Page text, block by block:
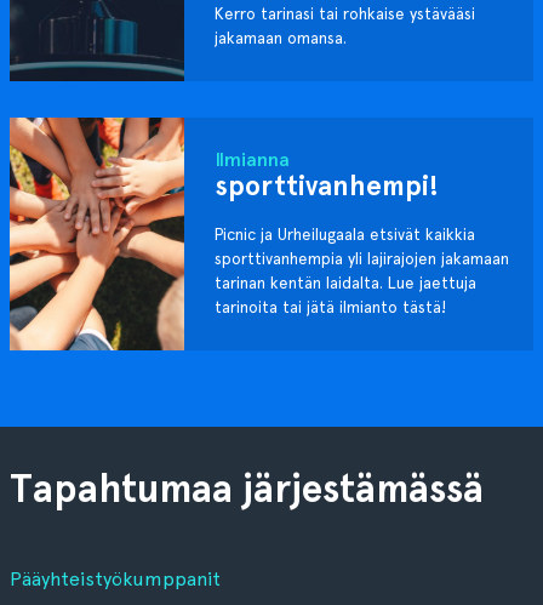
Kerro tarinasi tai rohkaise ystävääsi
jakamaan omansa.
Ilmianna
sporttivanhempi!
Picnic ja Urheilugaala etsivät kaikkia
sporttivanhempia yli lajirajojen jakamaan
tarinan kentän laidalta. Lue jaettuja
tarinoita tai jätä ilmianto tästä!
Tapahtumaa järjestämässä
Pääyhteistyökumppanit